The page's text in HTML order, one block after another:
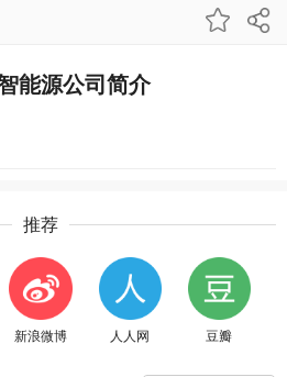
能源公司简介
推荐
新浪微博 人人网 豆瓣